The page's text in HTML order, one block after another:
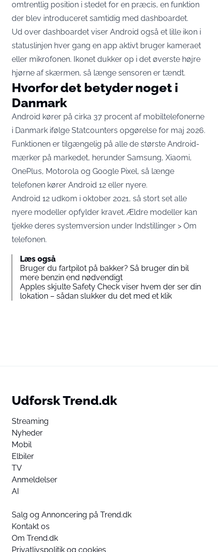
omtrentlig position i stedet for en præcis, en funktion
der blev introduceret samtidig med dashboardet.
Ud over dashboardet viser Android også et lille ikon i
statuslinjen hver gang en app aktivt bruger kameraet
eller mikrofonen. Ikonet dukker op i det øverste højre
hjørne af skærmen, så længe sensoren er tændt.
Hvorfor det betyder noget i
Danmark
Android kører på cirka 37 procent af mobiltelefonerne
i Danmark ifølge Statcounters opgørelse for maj 2026.
Funktionen er tilgængelig på alle de største Android-
mærker på markedet, herunder Samsung, Xiaomi,
OnePlus, Motorola og Google Pixel, så længe
telefonen kører Android 12 eller nyere.
Android 12 udkom i oktober 2021, så stort set alle
nyere modeller opfylder kravet. Ældre modeller kan
tjekke deres systemversion under Indstillinger > Om
telefonen.
Læs også
Bruger du fartpilot på bakker? Så bruger din bil
mere benzin end nødvendigt
Apples skjulte Safety Check viser hvem der ser din
lokation – sådan slukker du det med et klik
Udforsk Trend.dk
Streaming
Nyheder
Mobil
Elbiler
TV
Anmeldelser
AI
Salg og Annoncering på Trend.dk
Kontakt os
Om Trend.dk
Privatlivspolitik og cookies